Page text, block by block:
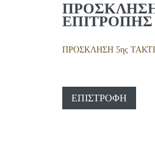
ΕΠΙΤΡΟΠΗΣ
ΠΡΟΣΚΛΗΣΗ 5ης
ΕΠΙΣΤΡΟΦΉ